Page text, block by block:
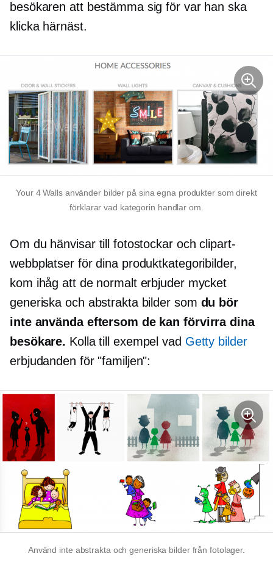
besökaren att bestämma sig för var han ska
klicka härnäst.
Your 4 Walls använder bilder på sina egna produkter som direkt
förklarar vad kategorin handlar om.
Om du hänvisar till fotostockar och clipart-
webbplatser för dina produktkategoribilder,
kom ihåg att de normalt erbjuder mycket
generiska och abstrakta bilder som du bör
inte använda eftersom de kan förvirra dina
besökare. Kolla till exempel vad Getty bilder
erbjudanden för "familjen":
Använd inte abstrakta och generiska bilder från fotolager.